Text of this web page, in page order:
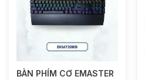
BÀN PHÍM CƠ EMASTER